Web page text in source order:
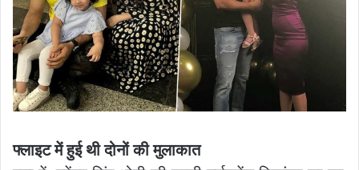
फ्लाइट में हुई थी दोनों की मुलाकात